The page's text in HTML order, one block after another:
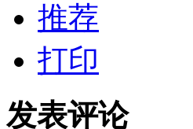
推荐
打印
发表评论